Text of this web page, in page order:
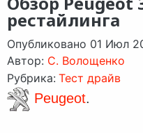
рестайлинга
Опубликовано 01 Июл
Автор: C. Волощенко
Рубрика: Тест драйв
Peugeot.